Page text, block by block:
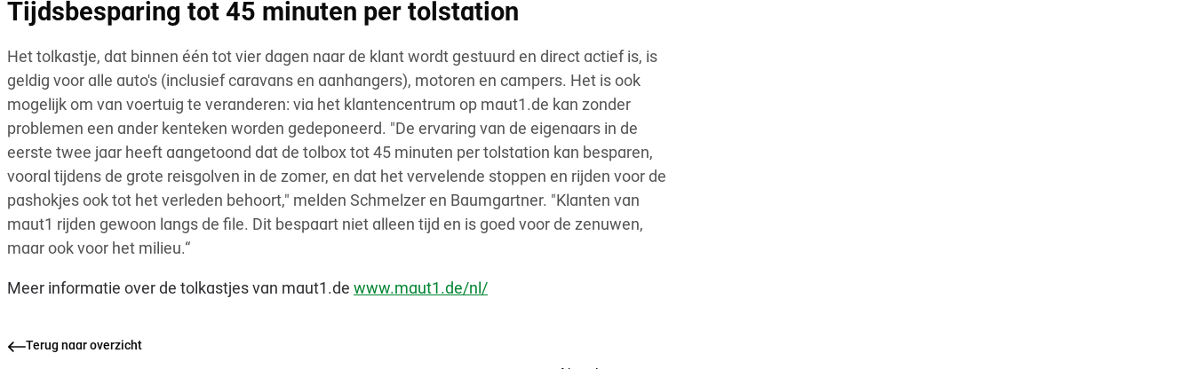
Tijdsbesparing tot 45 minuten per tolstation
Het tolkastje, dat binnen één tot vier dagen naar de klant wordt gestuurd en direct actief is, is
geldig voor alle auto's (inclusief caravans en aanhangers), motoren en campers. Het is ook
mogelijk om van voertuig te veranderen: via het klantencentrum op maut1.de kan zonder
problemen een ander kenteken worden gedeponeerd. "De ervaring van de eigenaars in de
eerste twee jaar heeft aangetoond dat de tolbox tot 45 minuten per tolstation kan besparen,
vooral tijdens de grote reisgolven in de zomer, en dat het vervelende stoppen en rijden voor de
pashokjes ook tot het verleden behoort," melden Schmelzer en Baumgartner. "Klanten van
maut1 rijden gewoon langs de file. Dit bespaart niet alleen tijd en is goed voor de zenuwen,
maar ook voor het milieu.“
Meer informatie over de tolkastjes van maut1.de www.maut1.de/nl/
Terug naar overzicht